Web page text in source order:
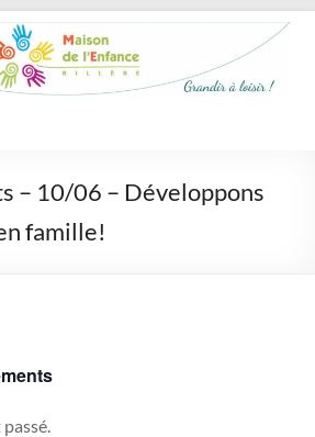
– 10/06 – Développons
famille!